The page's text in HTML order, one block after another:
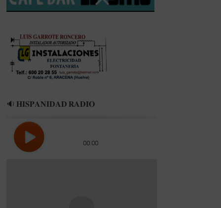
GOLSMEDIA
2022
🔉 𝐇𝐈𝐒𝐏𝐀𝐍𝐈𝐃𝐀𝐃 𝐑𝐀𝐃𝐈𝐎